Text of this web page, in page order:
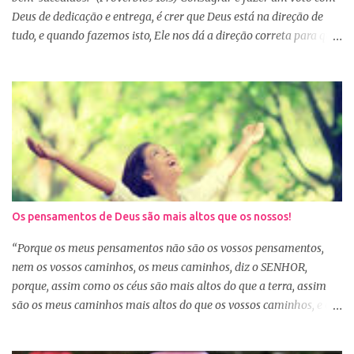
Deus de dedicação e entrega, é crer que Deus está na direção de
tudo, e quando fazemos isto, Ele nos dá a direção correta para que
agirmos dessa forma seremos bem-sucedidas. E o que é ser bem-
sucedido? Para o mundo é aquele que alcança o sucesso com o
trabalho de suas próprias mãos, glorificando a si mesmo. Porém
para aquele que consagra tudo a Deus, o conceito é outro. Quando
consagramos nossa vida e nossos planos a Deus, ficamos
aguardando a Sua resposta que muitas vezes não é bem o que o
nosso coração desejava, mas é o desejo do coração de Deus. E
sabemos que Deus é perfeito e tem o melhor para nós. Consagrar
tudo a Deus e fazer a Sua vontade, é a garantia de que tudo dará
certo. Logo pela manhã, consagre s...
Os pensamentos de Deus são mais altos que os nossos!
“Porque os meus pensamentos não são os vossos pensamentos,
nem os vossos caminhos, os meus caminhos, diz o SENHOR,
porque, assim como os céus são mais altos do que a terra, assim
são os meus caminhos mais altos do que os vossos caminhos, e os